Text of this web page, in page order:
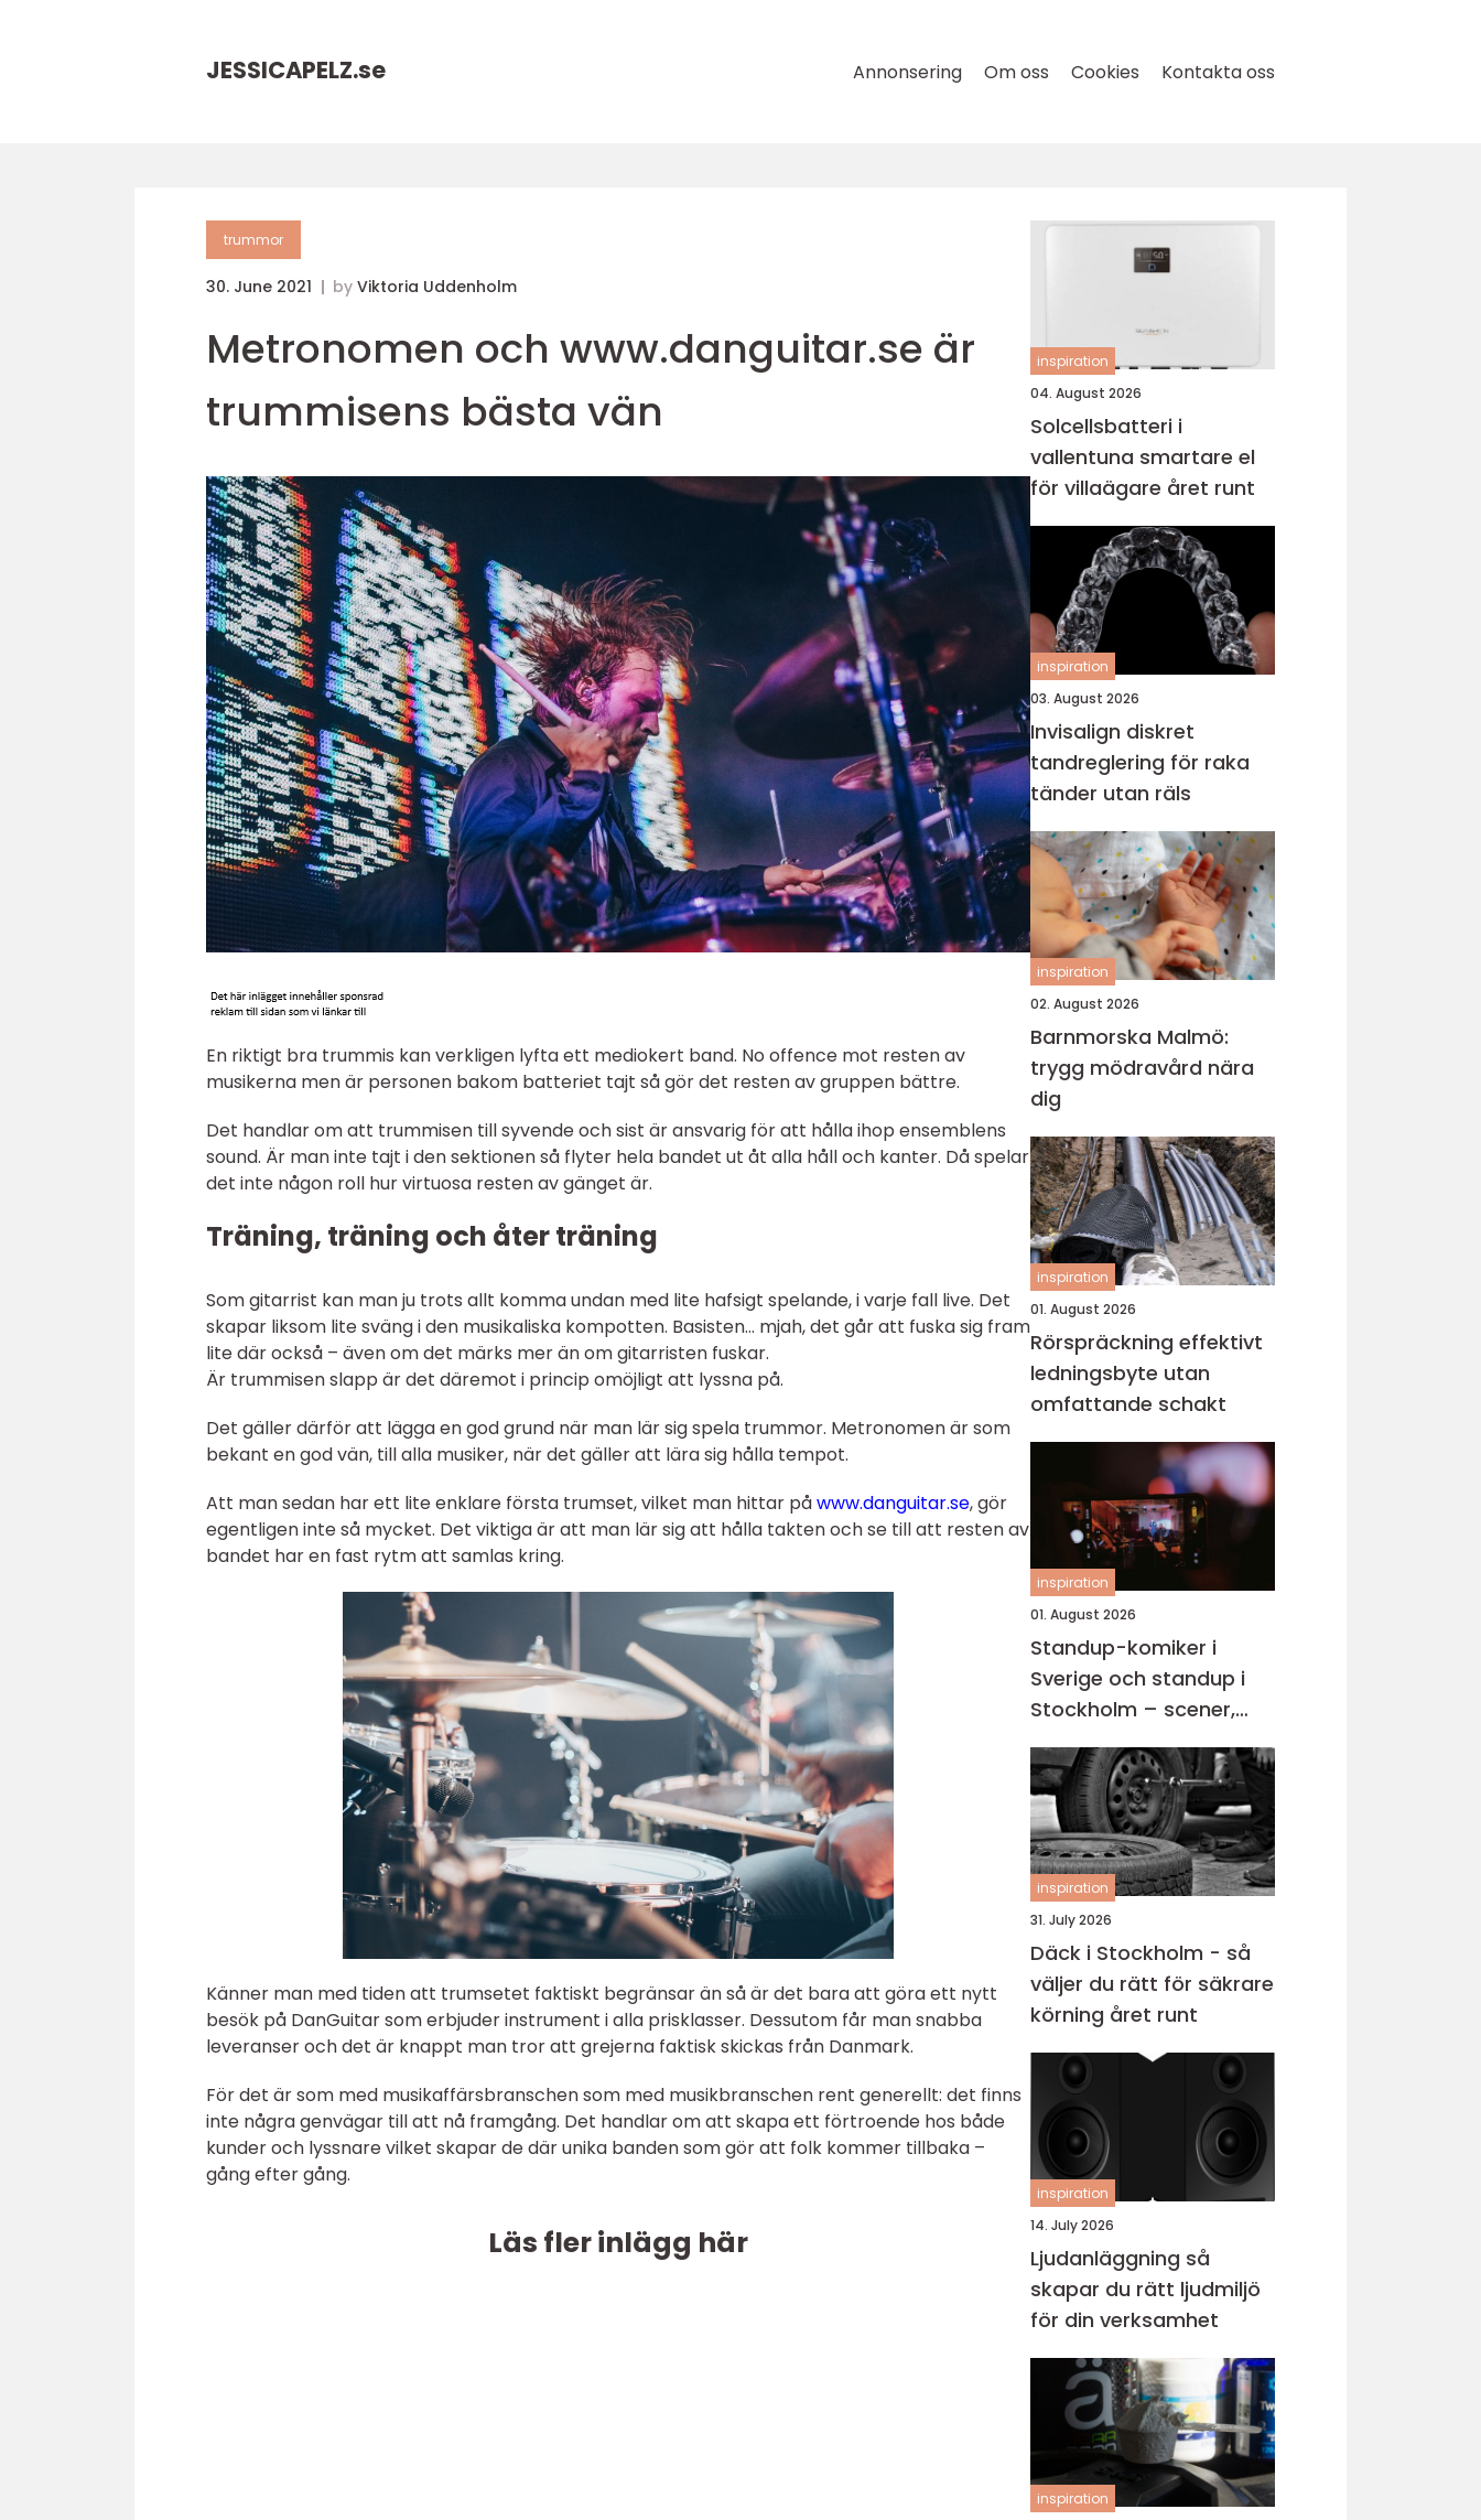
JESSICAPELZ.se Annonsering Om oss Cookies Kontakta oss
trummor
30. June 2021 by Viktoria Uddenholm
Metronomen och www.danguitar.se är
trummisens bästa vän
En riktigt bra trummis kan verkligen lyfta ett mediokert band. No offence mot resten av
musikerna men är personen bakom batteriet tajt så gör det resten av gruppen bättre.
Det handlar om att trummisen till syvende och sist är ansvarig för att hålla ihop ensemblens
sound. Är man inte tajt i den sektionen så flyter hela bandet ut åt alla håll och kanter. Då spelar
det inte någon roll hur virtuosa resten av gänget är.
Träning, träning och åter träning
Som gitarrist kan man ju trots allt komma undan med lite hafsigt spelande, i varje fall live. Det
skapar liksom lite sväng i den musikaliska kompotten. Basisten… mjah, det går att fuska sig fram
lite där också – även om det märks mer än om gitarristen fuskar.
Är trummisen slapp är det däremot i princip omöjligt att lyssna på.
Det gäller därför att lägga en god grund när man lär sig spela trummor. Metronomen är som
bekant en god vän, till alla musiker, när det gäller att lära sig hålla tempot.
Att man sedan har ett lite enklare första trumset, vilket man hittar påwww.danguitar.se, gör
egentligen inte så mycket. Det viktiga är att man lär sig att hålla takten och se till att resten av
bandet har en fast rytm att samlas kring.
Känner man med tiden att trumsetet faktiskt begränsar än så är det bara att göra ett nytt
besök på DanGuitar som erbjuder instrument i alla prisklasser. Dessutom får man snabba
leveranser och det är knappt man tror att grejerna faktisk skickas från Danmark.
För det är som med musikaffärsbranschen som med musikbranschen rent generellt: det finns
inte några genvägar till att nå framgång. Det handlar om att skapa ett förtroende hos både
kunder och lyssnare vilket skapar de där unika banden som gör att folk kommer tillbaka –
gång efter gång.
Läs fler inlägg här
inspiration
04. August 2026
Solcellsbatteri i
vallentuna smartare el
för villaägare året runt
inspiration
03. August 2026
Invisalign diskret
tandreglering för raka
tänder utan räls
inspiration
02. August 2026
Barnmorska Malmö:
trygg mödravård nära
dig
inspiration
01. August 2026
Rörspräckning effektivt
ledningsbyte utan
omfattande schakt
inspiration
01. August 2026
Standup-komiker i
Sverige och standup i
Stockholm – scener,
karriärer och kvällar
fyllda av skratt
inspiration
31. July 2026
Däck i Stockholm - så
väljer du rätt för säkrare
körning året runt
inspiration
14. July 2026
Ljudanläggning så
skapar du rätt ljudmiljö
för din verksamhet
inspiration